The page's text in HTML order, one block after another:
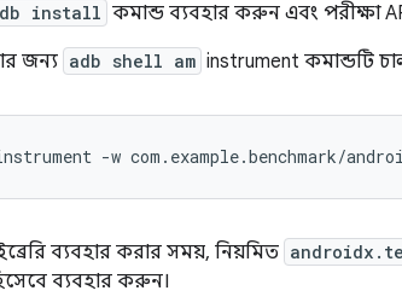
install কমান্ড ব্যবহার করুন এবং পরীক্ষা
জন্য adb shell am instrument কমান্ডটি
-w com.example.benchmark/
ব্যবহার করার সময়, নিয়মিত
ব্যবহার করুন।